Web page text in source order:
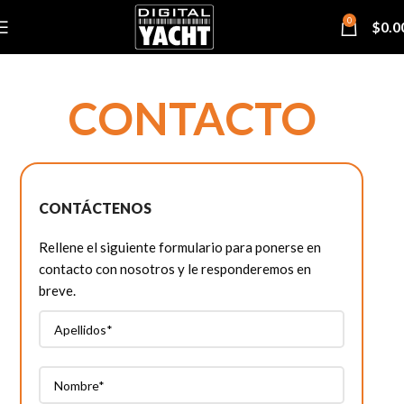
0 $
CONTACTO
CONTÁCTENOS
Rellene el siguiente formulario para ponerse en
contacto con nosotros y le responderemos en
breve.